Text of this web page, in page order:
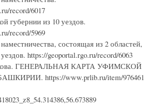
record/6017
губернии из 10 уездов.
record/5969
состоящая из 2 областей,
https://geoportal.rgo.ru/record/6063
ГЕНЕРАЛЬНАЯ КАРТА УФИМСКОЙ
https://www.prlib.ru/item/976461